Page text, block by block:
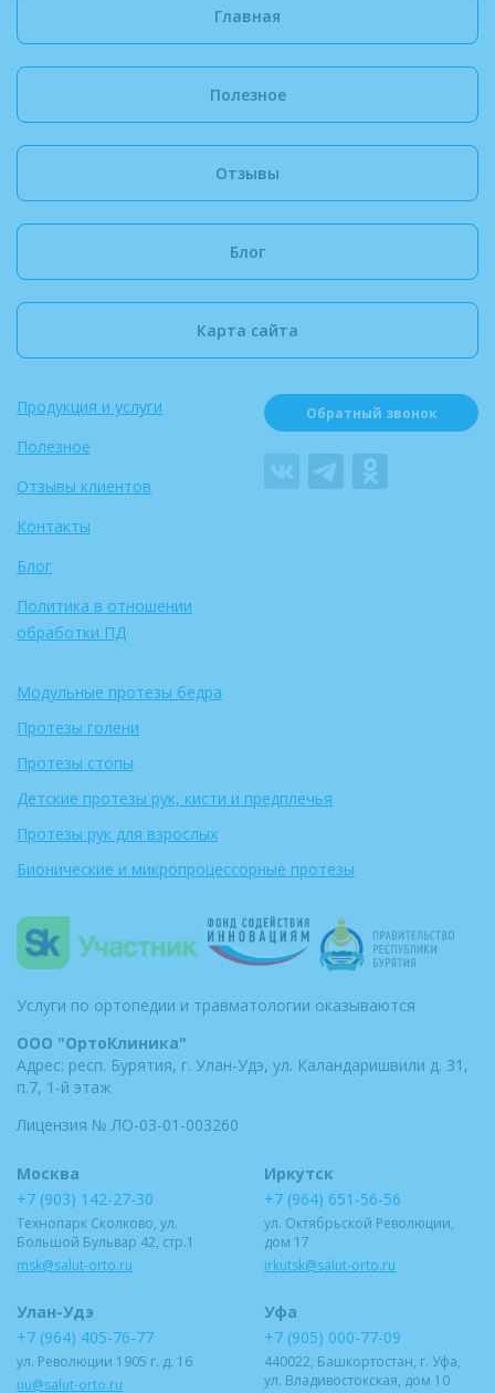
Главная
Полезное
Отзывы
Блог
Карта сайта
Продукция и услуги
Полезное
Отзывы клиентов
Контакты
Блог
Политика в отношении
обработки ПД
Модульные протезы бедра
Протезы голени
Протезы стопы
Детские протезы рук, кисти и предплечья
Протезы рук для взрослых
Бионические и микропроцессорные протезы
Обратный звонок
Услуги по ортопедии и травматологии оказываются
ООО "ОртоКлиника"
Адрес: респ. Бурятия, г. Улан-Удэ, ул. Каландаришвили д. 31,
п.7, 1-й этаж
Лицензия № ЛО-03-01-003260
Москва
+7 (903) 142-27-30
Технопарк Сколково, ул.
Большой Бульвар 42, стр.1
msk@salut-orto.ru
Иркутск
+7 (964) 651-56-56
ул. Октябрьской Революции,
дом 17
irkutsk@salut-orto.ru
Улан-Удэ
+7 (964) 405-76-77
ул. Революции 1905 г. д. 16
uu@salut-orto.ru
Уфа
+7 (905) 000-77-09
440022, Башкортостан, г. Уфа,
ул. Владивостокская, дом 10